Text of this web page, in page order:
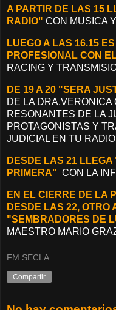
A PARTIR DE LAS 15
RADIO" CON MUSICA
LUEGO A LAS 16.15
PROFESIONAL CON
RACING Y
DE 19 A 20 "SERA
DE LA DRA.VERONICA
RESONANTES DE LA
PROTAGONISTAS Y
JUDICIAL EN TU
DESDE LAS 21
PRIMERA" CON LA
EN EL CIERRE DE LA
DESDE LAS 22, OTRO
"SEMBRADORES DE
MAESTRO MARIO
FM SECLA
Compartir